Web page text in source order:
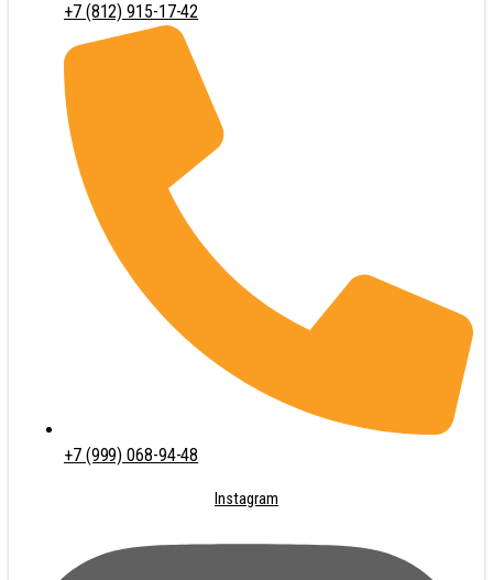
+7 (812) 915-17-42
+7 (999) 068-94-48
Instagram